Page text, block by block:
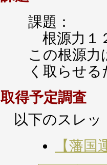
課題：
根源力１
この根源力
く取らせ
取得予定調査
以下のスレ
【藩